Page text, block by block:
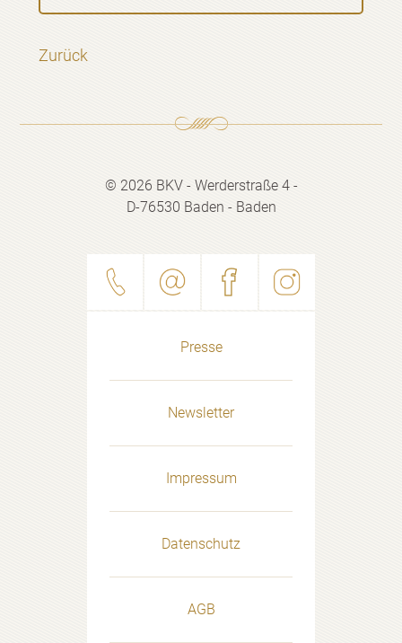
Zurück
© 2026 BKV - Werderstraße 4 -
D-76530 Baden - Baden
Presse
Newsletter
Impressum
Datenschutz
AGB